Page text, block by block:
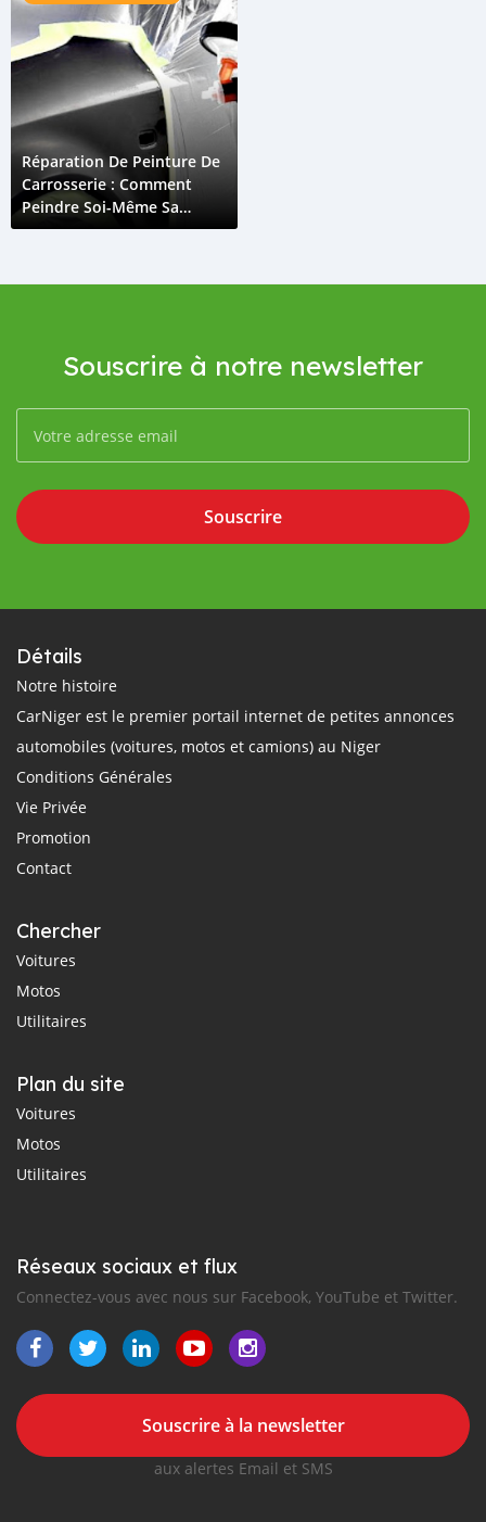
Réparation De Peinture De
Carrosserie : Comment
Peindre Soi-Même Sa
Voiture
Souscrire à notre newsletter
Souscrire
Détails
Notre histoire
CarNiger est le premier portail internet de petites annonces
automobiles (voitures, motos et camions) au Niger
Conditions Générales
Vie Privée
Promotion
Contact
Chercher
Voitures
Motos
Utilitaires
Plan du site
Voitures
Motos
Utilitaires
Réseaux sociaux et flux
Connectez-vous avec nous sur Facebook, YouTube et Twitter.
Souscrire à la newsletter
aux alertes Email et SMS